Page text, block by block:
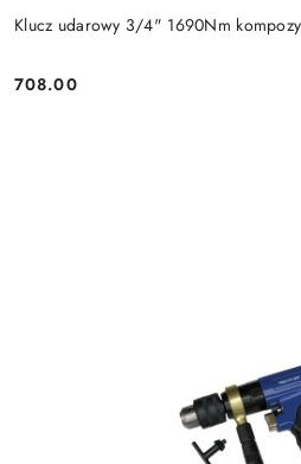
Klucz udarowy 3/4" 1690Nm
Cena:
708.00